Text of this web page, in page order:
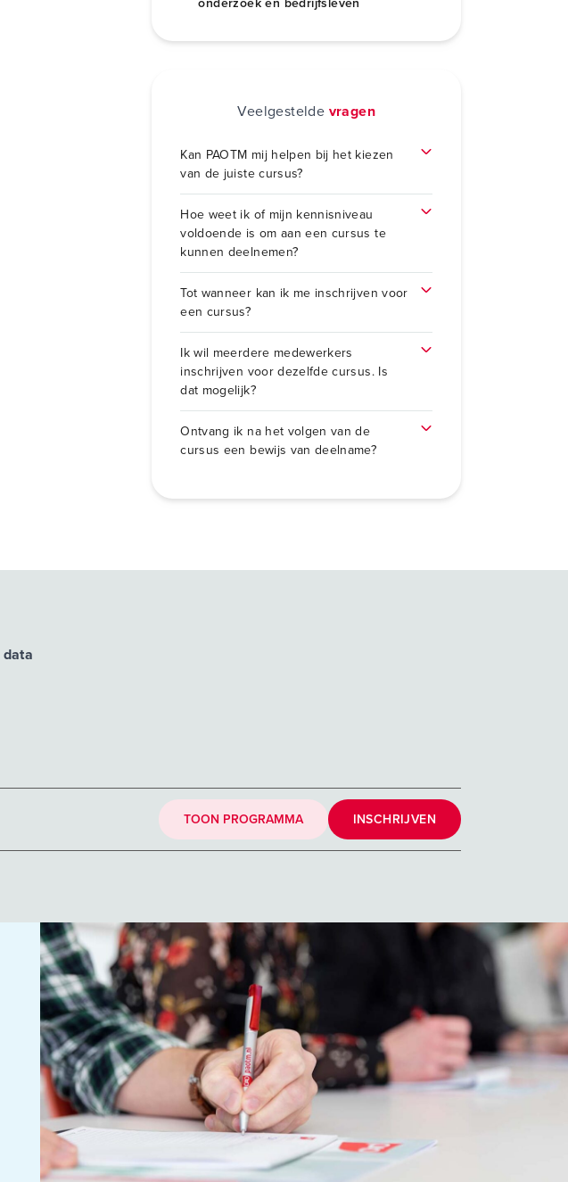
Veelgestelde vragen
Kan PAOTM mij helpen bij het kiezen
van de juiste cursus?
Hoe weet ik of mijn kennisniveau
voldoende is om aan een cursus te
kunnen deelnemen?
Tot wanneer kan ik me inschrijven voor
een cursus?
Ik wil meerdere medewerkers
inschrijven voor dezelfde cursus. Is
dat mogelijk?
Ontvang ik na het volgen van de
cursus een bewijs van deelname?
data
TOON PROGRAMMA INSCHRIJVEN